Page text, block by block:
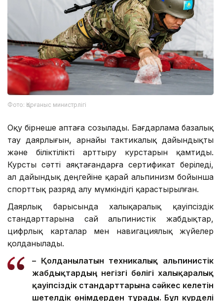
Фото: Қорғаныс министрлігі
Оқу бірнеше аптаға созылады. Бағдарлама базалық
тау даярлығын, арнайы тактикалық дайындықты
және біліктілікті арттыру курстарын қамтиды.
Курсты сәтті аяқтағандарға сертификат беріледі,
ал дайындық деңгейіне қарай альпинизм бойынша
спорттық разряд алу мүмкіндігі қарастырылған.
Даярлық барысында халықаралық қауіпсіздік
стандарттарына сай альпинистік жабдықтар,
цифрлық карталар мен навигациялық жүйелер
қолданылады.
– Қолданылатын техникалық альпинистік
жабдықтардың негізгі бөлігі халықаралық
қауіпсіздік стандарттарына сәйкес келетін
шетелдік өнімдерден тұрады. Бұл күрделі